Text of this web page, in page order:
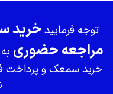
توجه فرمایید خرید
مراجعه حضوری
خرید سمعک و پرداخت